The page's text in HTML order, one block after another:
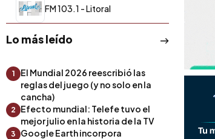
FM 103.1 - Litoral
Lo más leído
1
El Mundial 2026 reescribió las
reglas del juego (y no solo en la
cancha)
2
Efecto mundial: Telefe tuvo el
mejor julio en la historia de la TV
3
Google Earth incorpora